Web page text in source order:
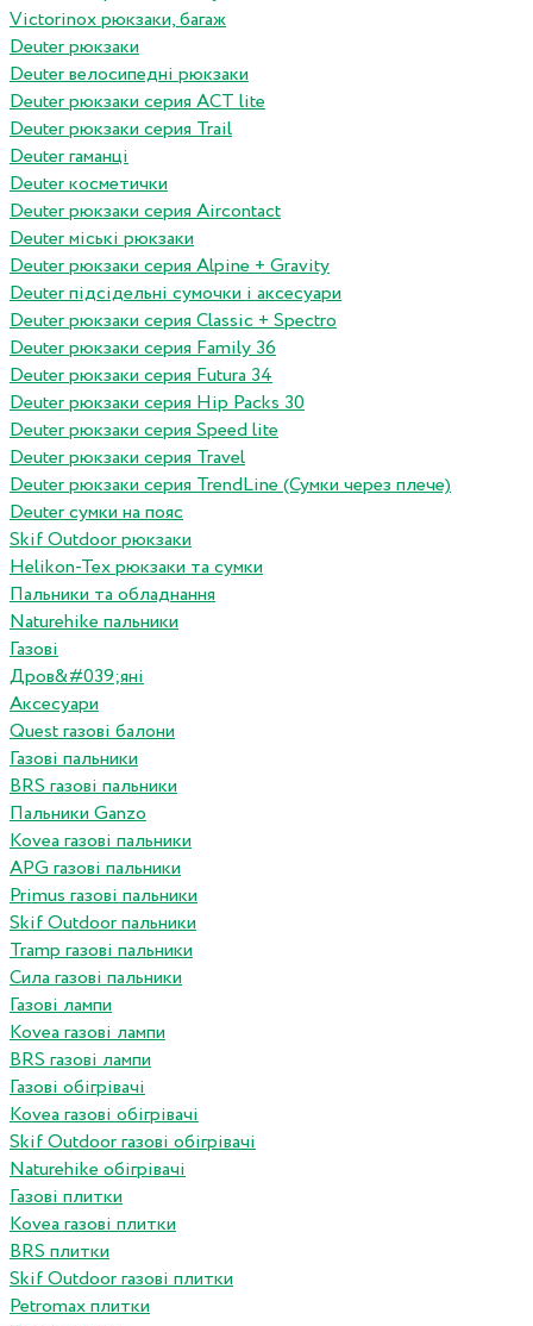
Victorinox рюкзаки, багаж
Deuter рюкзаки
Deuter велосипедні рюкзаки
Deuter рюкзаки серия ACT lite
Deuter рюкзаки серия Trail
Deuter гаманці
Deuter косметички
Deuter рюкзаки серия Aircontact
Deuter міські рюкзаки
Deuter рюкзаки серия Alpine + Gravity
Deuter підсідельні сумочки і аксесуари
Deuter рюкзаки серия Classic + Spectro
Deuter рюкзаки серия Family 36
Deuter рюкзаки серия Futura 34
Deuter рюкзаки серия Hip Packs 30
Deuter рюкзаки серия Speed lite
Deuter рюкзаки серия Travel
Deuter рюкзаки серия TrendLine (Сумки через плече)
Deuter сумки на пояс
Skif Outdoor рюкзаки
Helikon-Tex рюкзаки та сумки
Пальники та обладнання
Naturehike пальники
Газові
Дров&#039;яні
Аксесуари
Quest газові балони
Газові пальники
BRS газові пальники
Пальники Ganzo
Kovea газові пальники
APG газові пальники
Primus газові пальники
Skif Outdoor пальники
Tramp газові пальники
Сила газові пальники
Газові лампи
Kovea газові лампи
BRS газові лампи
Газові обігрівачі
Kovea газові обігрівачі
Skif Outdoor газові обігрівачі
Naturehike обігрівачі
Газові плитки
Kovea газові плитки
BRS плитки
Skif Outdoor газові плитки
Petromax плитки